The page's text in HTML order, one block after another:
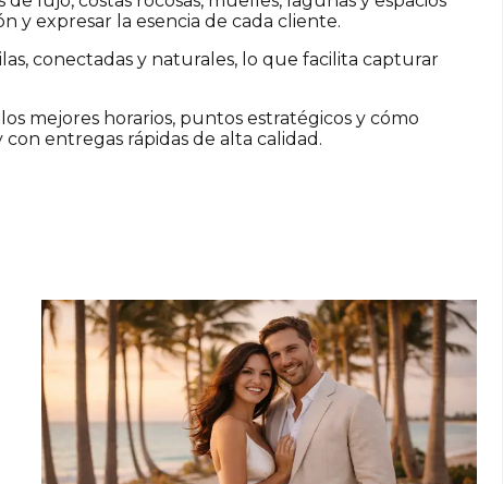
y expresar la esencia de cada cliente.
conectadas y naturales, lo que facilita capturar
mejores horarios, puntos estratégicos y cómo
entregas rápidas de alta calidad.